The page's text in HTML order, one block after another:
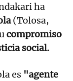
ha
(Tolosa,
compromiso
social.
es "agente